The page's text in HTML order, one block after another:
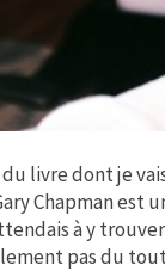
livre dont je
Chapman est
à y
pas du